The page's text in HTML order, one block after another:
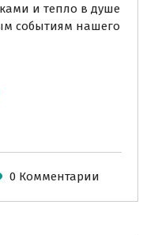
и тепло в душе
событиям нашего
0 Комментарии